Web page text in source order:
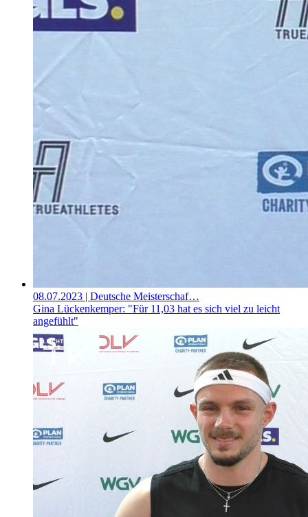
08.07.2023 | Deutsche Meisterschaf…
Gina Lückenkemper: "Für 11,03 hat es sich viel zu leicht
angefühlt"